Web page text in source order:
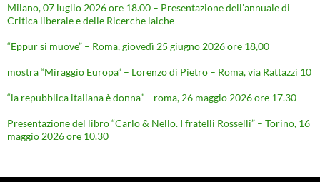
Milano, 07 luglio 2026 ore 18.00 – Presentazione dell’annuale di
Critica liberale e delle Ricerche laiche
“Eppur si muove” – Roma, giovedì 25 giugno 2026 ore 18,00
mostra “Miraggio Europa” – Lorenzo di Pietro – Roma, via Rattazzi 10
“la repubblica italiana è donna” – roma, 26 maggio 2026 ore 17.30
Presentazione del libro “Carlo & Nello. I fratelli Rosselli” – Torino, 16
maggio 2026 ore 10.30